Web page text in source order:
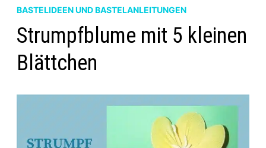
BASTELIDEEN UND BASTELANLEITUNGEN
Strumpfblume mit 5 kleinen
Blättchen